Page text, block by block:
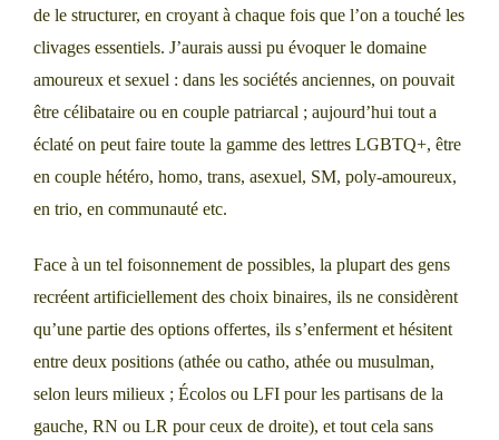
de le structurer, en croyant à chaque fois que l’on a touché les
clivages essentiels. J’aurais aussi pu évoquer le domaine
amoureux et sexuel : dans les sociétés anciennes, on pouvait
être célibataire ou en couple patriarcal ; aujourd’hui tout a
éclaté on peut faire toute la gamme des lettres LGBTQ+, être
en couple hétéro, homo, trans, asexuel, SM, poly-amoureux,
en trio, en communauté etc.
Face à un tel foisonnement de possibles, la plupart des gens
recréent artificiellement des choix binaires, ils ne considèrent
qu’une partie des options offertes, ils s’enferment et hésitent
entre deux positions (athée ou catho, athée ou musulman,
selon leurs milieux ; Écolos ou LFI pour les partisans de la
gauche, RN ou LR pour ceux de droite), et tout cela sans